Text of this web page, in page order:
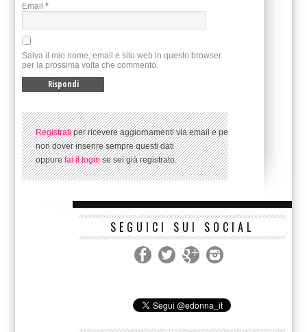
Email *
Salva il mio nome, email e sito web in questo browser
per la prossima volta che commento.
Registratiper ricevere aggiornamenti via email e per
non dover inserire sempre questi dati
oppurefai il loginse sei già registrato.
SEGUICI SUI SOCIAL